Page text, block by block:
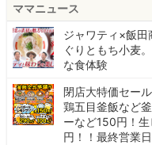
ママニュース
ジャワティ×飯田
ぐりともち小麦
な食体験
閉店大特価セー
鶏五目釜飯など
ーなど150円！
円！！最終営業